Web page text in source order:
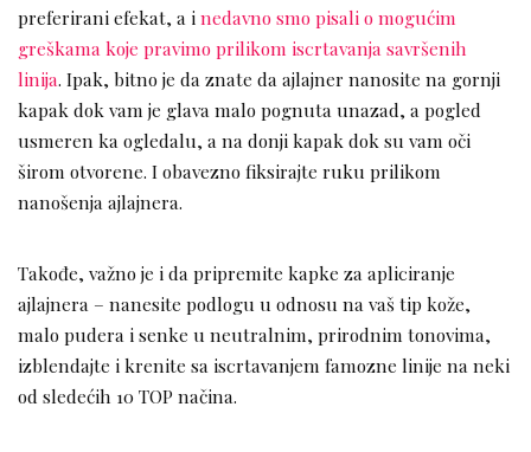
preferirani efekat, a inedavno smo pisali o mogućim
greškama koje pravimo prilikom iscrtavanja savršenih
linija. Ipak, bitno je da znate da ajlajner nanosite na gornji
kapak dok vam je glava malo pognuta unazad, a pogled
usmeren ka ogledalu, a na donji kapak dok su vam oči
širom otvorene. I obavezno fiksirajte ruku prilikom
nanošenja ajlajnera.
Takođe, važno je i da pripremite kapke za apliciranje
ajlajnera – nanesite podlogu u odnosu na vaš tip kože,
malo pudera i senke u neutralnim, prirodnim tonovima,
izblendajte i krenite sa iscrtavanjem famozne linije na neki
od sledećih 10 TOP načina.